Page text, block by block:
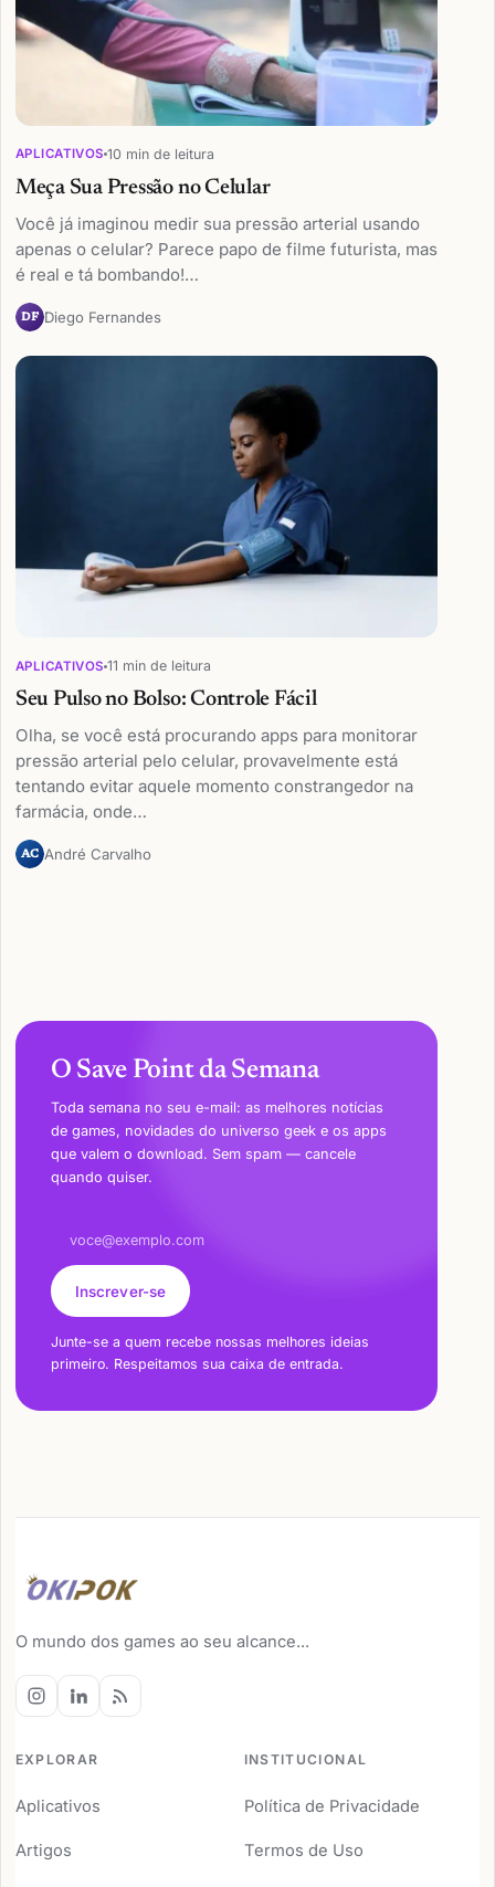
APLICATIVOS 10 min de leitura
Meça Sua Pressão no Celular
Você já imaginou medir sua pressão arterial usando
apenas o celular? Parece papo de filme futurista, mas
é real e tá bombando!…
DF Diego Fernandes
APLICATIVOS 11 min de leitura
Seu Pulso no Bolso: Controle Fácil
Olha, se você está procurando apps para monitorar
pressão arterial pelo celular, provavelmente está
tentando evitar aquele momento constrangedor na
farmácia, onde…
AC André Carvalho
O Save Point da Semana
Toda semana no seu e-mail: as melhores notícias
de games, novidades do universo geek e os apps
que valem o download. Sem spam — cancele
quando quiser.
Inscrever-se
Junte-se a quem recebe nossas melhores ideias
primeiro. Respeitamos sua caixa de entrada.
O mundo dos games ao seu alcance...
EXPLORAR
Aplicativos
Artigos
INSTITUCIONAL
Política de Privacidade
Termos de Uso